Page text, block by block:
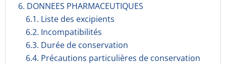
6. DONNEES PHARMACEUTIQUES
6.1. Liste des excipients
6.2. Incompati­bilités
6.3. Durée de conservation
6.4. Précautions particulières de conservation